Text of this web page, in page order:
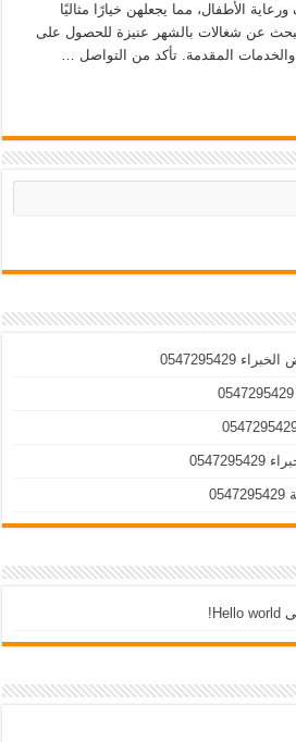
الأطفال، مما يجعلهن خيارًا مثاليًا
عن شغالات بالشهر عنيزة للحصول على
المقدمة. تأكد من التواصل …
0547295429
Hello world!